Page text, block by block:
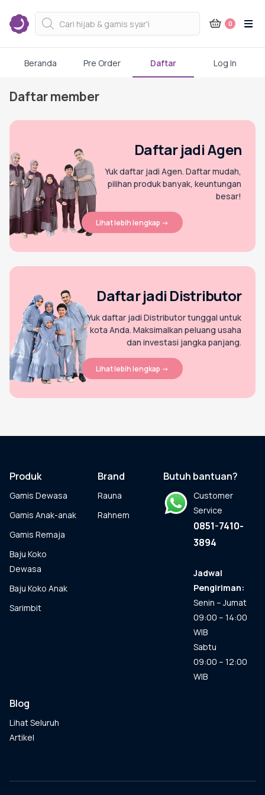
Skip
content
Products
search 0
Beranda Pre Order Daftar Log In
Kategori Produk Rauna
Atasan
Kaos kaki
Mukena
Gamis Dewasa
Baju Koko Dewasa
Baju Koko Anak
Gamis Remaja
Tunik
Daftar member
Daftar jadi Agen
Yuk daftar jadi Agen. Daftar mudah,
pilihan produk banyak, keuntungan
besar!
Lihat lebih lengkap ->
Daftar jadi Distributor
Yuk daftar jadi Distributor tunggal untuk
kota Anda. Maksimalkan peluang usaha
dan investasi jangka panjang.
Lihat lebih lengkap ->
Produk
Gamis Dewasa
Gamis Anak-anak
Gamis Remaja
Baju Koko
Dewasa
Baju Koko Anak
Sarimbit
Brand
Rauna
Rahnem
Butuh bantuan?
Customer
Service
0851-7410-
3894
Jadwal
Pengiriman:
Senin – Jumat
09:00 – 14:00
WIB
Sabtu
09:00 – 12:00
WIB
Blog
Lihat Seluruh
Artikel